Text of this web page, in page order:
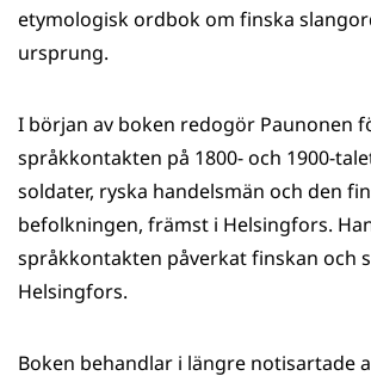
etymologisk ordbok om finska
ursprung.
I början av boken redogör Paunonen
språkkontakten på 1800- och 1900-
soldater, ryska handelsmän och den
befolkningen, främst i Helsingfors.
språkkontakten påverkat finskan och
Helsingfors.
Boken behandlar i längre notisartade